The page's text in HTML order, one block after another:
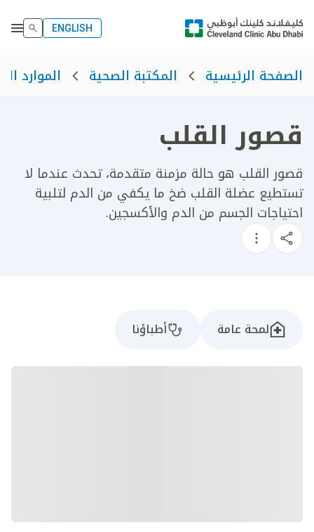
ENGLISH
الصفحة الرئيسية المكتبة الصحية الموارد
قصور القلب
قصور القلب هو حالة مزمنة متقدمة، تحدث عندما لا
تستطيع عضلة القلب ضخ ما يكفي من الدم لتلبية
احتياجات الجسم من الدم والأكسجين.
لمحة عامة أطباؤنا